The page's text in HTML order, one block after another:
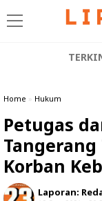
Home » Hukum
Petugas
Korban
Laporan: